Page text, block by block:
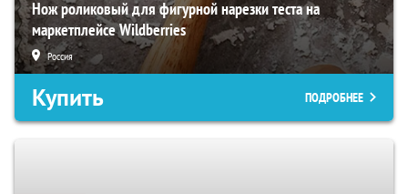
Нож роликовый для фигурной нарезки теста на
маркетплейсе Wildberries
Россия
Купить ПОДРОБНЕЕ